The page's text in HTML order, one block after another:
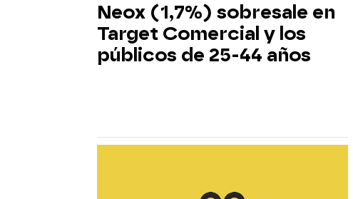
Neox (1,7%) sobresale en
Target Comercial y los
públicos de 25-44 años